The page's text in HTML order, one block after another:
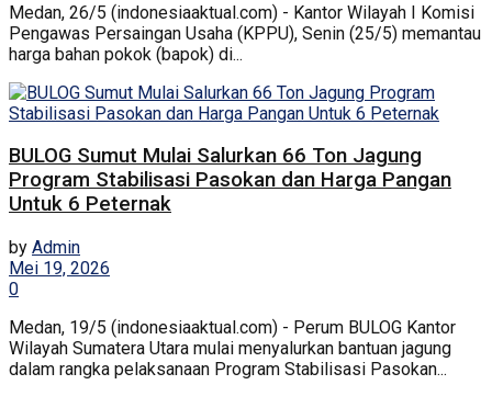
Medan, 26/5 (indonesiaaktual.com) - Kantor Wilayah I Komisi
Pengawas Persaingan Usaha (KPPU), Senin (25/5) memantau
harga bahan pokok (bapok) di...
BULOG Sumut Mulai Salurkan 66 Ton Jagung
Program Stabilisasi Pasokan dan Harga Pangan
Untuk 6 Peternak
by Admin
Mei 19, 2026
0
Medan, 19/5 (indonesiaaktual.com) - Perum BULOG Kantor
Wilayah Sumatera Utara mulai menyalurkan bantuan jagung
dalam rangka pelaksanaan Program Stabilisasi Pasokan...